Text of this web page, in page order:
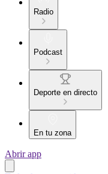
Radio
Podcast
Deporte en directo
En tu zona
Abrir app